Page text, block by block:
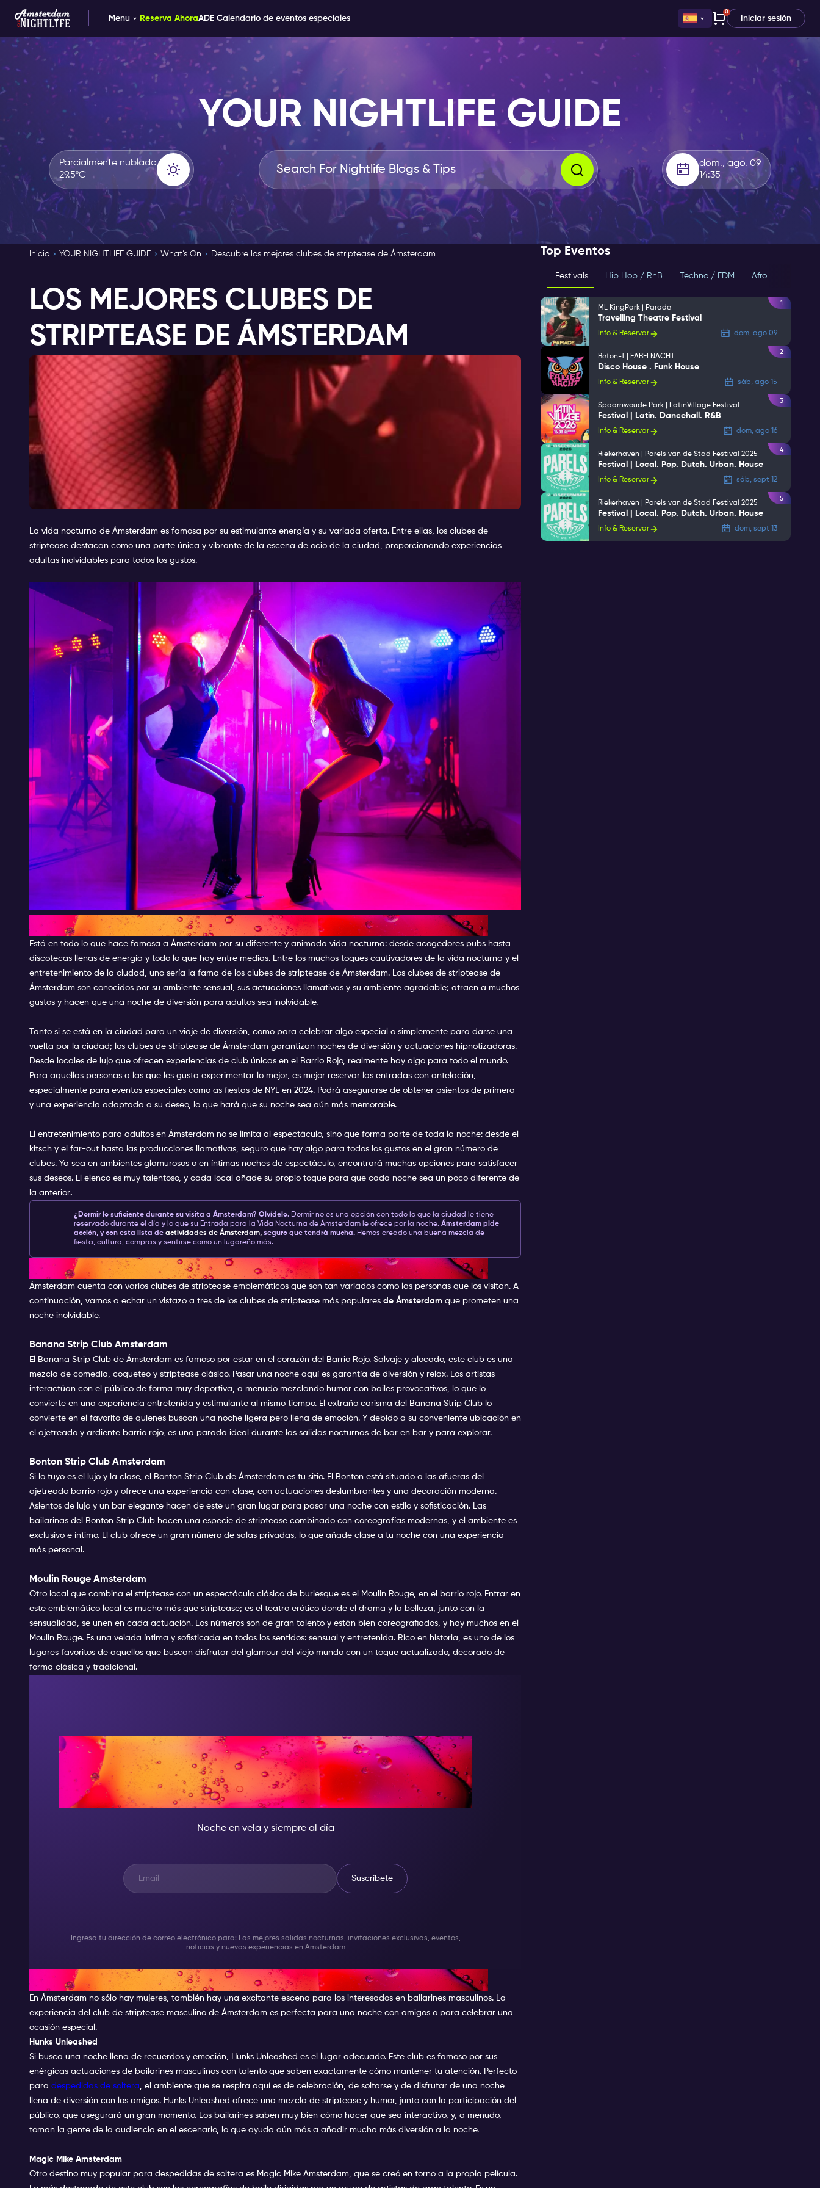
Menu Reserva AhoraADE Calendario de eventos especiales
0
Iniciar sesión
YOUR NIGHTLIFE GUIDE
Parcialmente nublado
29.5ºC
dom., ago. 09
14:35
Inicio YOUR NIGHTLIFE GUIDE What’s On Descubre los mejores clubes de striptease de Ámsterdam
LOS MEJORES CLUBES DE
STRIPTEASE DE ÁMSTERDAM
La vida nocturna de Ámsterdam es famosa por su estimulante energía y su variada oferta. Entre ellas, los clubes de
striptease destacan como una parte única y vibrante de la escena de ocio de la ciudad, proporcionando experiencias
adultas inolvidables para todos los gustos.
Clubes de striptease en Ámsterdam
Está en todo lo que hace famosa a Ámsterdam por su diferente y animada vida nocturna: desde acogedores pubs hasta
discotecas llenas de energía y todo lo que hay entre medias. Entre los muchos toques cautivadores de la vida nocturna y el
entretenimiento de la ciudad, uno sería la fama de los clubes de striptease de Ámsterdam. Los clubes de striptease de
Ámsterdam son conocidos por su ambiente sensual, sus actuaciones llamativas y su ambiente agradable; atraen a muchos
gustos y hacen que una noche de diversión para adultos sea inolvidable.
Tanto si se está en la ciudad para un viaje de diversión, como para celebrar algo especial o simplemente para darse una
vuelta por la ciudad; los clubes de striptease de Ámsterdam garantizan noches de diversión y actuaciones hipnotizadoras.
Desde locales de lujo que ofrecen experiencias de club únicas en el
Barrio Rojo, realmente hay algo para todo el mundo.
Para aquellas personas a las que les gusta experimentar lo mejor, es mejor reservar las entradas con antelación,
especialmente para eventos especiales como as fiestas de NYE en 2024. Podrá asegurarse de obtener asientos de primera
y una experiencia adaptada a su deseo, lo que hará que su noche sea aún más memorable.
El entretenimiento para adultos en Ámsterdam no se limita al espectáculo, sino que forma parte de toda la noche: desde el
kitsch y el far-out hasta las producciones llamativas, seguro que hay algo para todos los gustos en el gran número de
clubes. Ya sea en ambientes glamurosos o en íntimas noches de espectáculo, encontrará muchas opciones para satisfacer
sus deseos. El elenco es muy talentoso, y cada local añade su propio toque para que cada noche sea un poco diferente de
la anterior.
¿Dormir lo suficiente durante su visita a Ámsterdam? Olvídelo. Dormir no es una opción con todo lo que la ciudad le tiene
reservado durante el día y lo que su Entrada para la Vida Nocturna de Ámsterdam le ofrece por la noche. Ámsterdam pide
acción, y con esta lista de actividades de Ámsterdam, seguro que tendrá mucha. Hemos creado una buena mezcla de
fiesta, cultura, compras y sentirse como un lugareño más.
Los mejores clubes de striptease de Ámsterdam
Ámsterdam cuenta con varios clubes de striptease emblemáticos que son tan variados como las personas que los visitan. A
continuación, vamos a echar un vistazo a tres de los clubes de striptease más populares de Ámsterdam que prometen una
noche inolvidable.
Banana Strip Club Amsterdam
El Banana Strip Club de Ámsterdam es famoso por estar en el corazón del Barrio Rojo. Salvaje y alocado, este club es una
mezcla de comedia, coqueteo y striptease clásico. Pasar una noche aquí es garantía de diversión y relax. Los artistas
interactúan con el público de forma muy deportiva, a menudo mezclando humor con bailes provocativos, lo que lo
convierte en una experiencia entretenida y estimulante al mismo tiempo. El extraño carisma del Banana Strip Club lo
convierte en el favorito de quienes buscan una noche ligera pero llena de emoción. Y debido a su conveniente ubicación en
el ajetreado y ardiente barrio rojo, es una parada ideal durante las salidas nocturnas de bar en bar y para explorar.
Bonton Strip Club Amsterdam
Si lo tuyo es el lujo y la clase, el Bonton Strip Club de Ámsterdam es tu sitio. El Bonton está situado a las afueras del
ajetreado barrio rojo y ofrece una experiencia con clase, con actuaciones deslumbrantes y una decoración moderna.
Asientos de lujo y un bar elegante hacen de este un gran lugar para pasar una noche con estilo y sofisticación. Las
bailarinas del Bonton Strip Club hacen una especie de striptease combinado con coreografías modernas, y el ambiente es
exclusivo e íntimo. El club ofrece un gran número de salas privadas, lo que añade clase a tu noche con una experiencia
más personal.
Moulin Rouge Amsterdam
Otro local que combina el striptease con un espectáculo clásico de burlesque es el Moulin Rouge, en el barrio rojo. Entrar en
este emblemático local es mucho más que striptease; es el teatro erótico donde el drama y la belleza, junto con la
sensualidad, se unen en cada actuación. Los números son de gran talento y están bien coreografiados, y hay muchos en el
Moulin Rouge. Es una velada íntima y sofisticada en todos los sentidos: sensual y entretenida. Rico en historia, es uno de los
lugares favoritos de aquellos que buscan disfrutar del glamour del viejo mundo con un toque actualizado, decorado de
forma clásica y tradicional.
CUANDO CAE LA NOCHE, SÉ
LA ESTRELLA DEL SHOW
Noche en vela y siempre al día
Suscríbete
Ingresa tu dirección de correo electrónico para: Las mejores salidas nocturnas, invitaciones exclusivas, eventos,
noticias y nuevas experiencias en Amsterdam
Los mejores clubes de striptease de Ámsterdam
En Ámsterdam no sólo hay mujeres, también hay una excitante escena para los interesados en bailarines masculinos. La
experiencia del club de striptease masculino de Ámsterdam es perfecta para una noche con amigos o para celebrar una
ocasión especial.
Hunks Unleashed
Si busca una noche llena de recuerdos y emoción, Hunks Unleashed es el lugar adecuado. Este club es famoso por sus
enérgicas actuaciones de bailarines masculinos con talento que saben exactamente cómo mantener tu atención. Perfecto
para despedidas de soltera, el ambiente que se respira aquí es de celebración, de soltarse y de disfrutar de una noche
llena de diversión con los amigos. Hunks Unleashed ofrece una mezcla de striptease y humor, junto con la participación del
público, que asegurará un gran momento. Los bailarines saben muy bien cómo hacer que sea interactivo, y, a menudo,
toman la gente de la audiencia en el escenario, lo que ayuda aún más a añadir mucha más diversión a la noche.
Magic Mike Amsterdam
Otro destino muy popular para despedidas de soltera es Magic Mike Amsterdam, que se creó en torno a la propia película.
Top Eventos
Festivals Hip Hop / RnB Techno / EDM Afro
ML KingPark | Parade
Travelling Theatre Festival
Info & Reservar dom, ago 09
1
Beton-T | FABELNACHT
Disco House . Funk House
Info & Reservar sáb, ago 15
2
Spaarnwoude Park | LatinVillage Festival
Festival | Latin. Dancehall. R&B
Info & Reservar dom, ago 16
3
Riekerhaven | Parels van de Stad Festival 2025
Festival | Local. Pop. Dutch. Urban. House
Info & Reservar sáb, sept 12
4
Riekerhaven | Parels van de Stad Festival 2025
Festival | Local. Pop. Dutch. Urban. House
Info & Reservar dom, sept 13
5